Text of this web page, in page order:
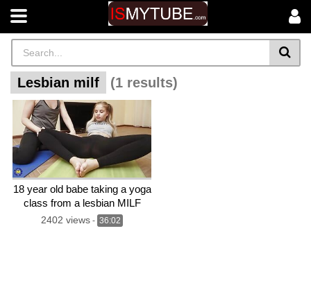
Lesbian milf (1 results)
18 year old babe taking a yoga
class from a lesbian MILF
2402 views - 36:02